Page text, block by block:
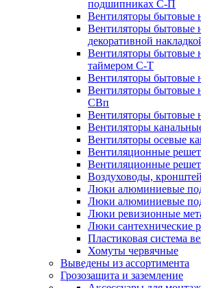
подшипниках С-П
Вентиляторы бытовые
Вентиляторы бытовые
декоративной
Вентиляторы бытовые
таймером С-Т
Вентиляторы бытовые
Вентиляторы бытовые
СВп
Вентиляторы бытовые
Вентиляторы
Вентиляторы осевые
Вентиляционные
Вентиляционные
Воздуховоды,
Люки алюминиевые
Люки алюминиевые
Люки ревизионные
Люки сантехнические
Пластиковая система
Хомуты червячные
Выведены из ассортимента
Грозозащита и заземление